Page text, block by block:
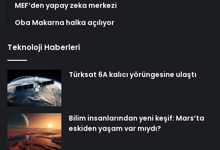
MEF’den yapay zeka merkezi
Oba Makarna halka açılıyor
Teknoloji Haberleri
Türksat 6A kalıcı yörüngesine ulaştı
Bilim insanlarından yeni keşif: Mars’ta
eskiden yaşam var mıydı?